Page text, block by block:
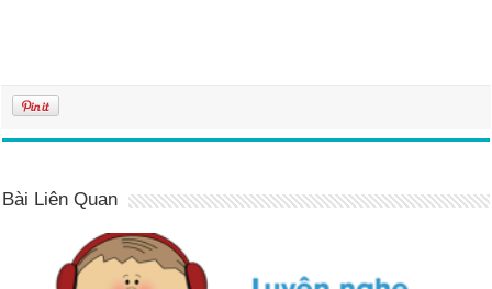
Bài Liên Quan